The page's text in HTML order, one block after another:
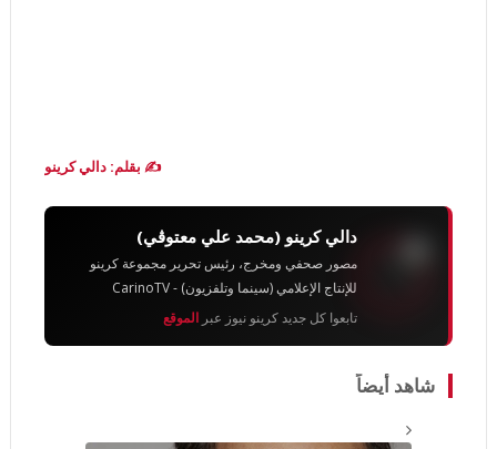
✍️ بقلم: دالي كرينو
دالي كرينو (محمد علي معتوڨي)
مصور صحفي ومخرج، رئيس تحرير مجموعة كرينو
للإنتاج الإعلامي (سينما وتلفزيون) - CarinoTV
تابعوا كل جديد كرينو نيوز عبر الموقع
شاهد أيضاً